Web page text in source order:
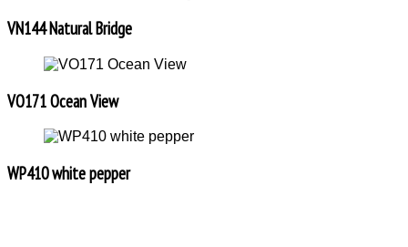
VN144 Natural Bridge
VO171 Ocean View
WP410 white pepper